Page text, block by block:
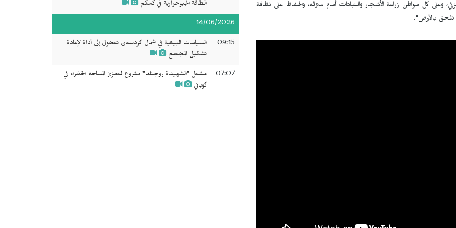
وعلى كل مواطن زراعة الأشجار والنباتات أمام منزله، والحفاظ على نظافة
تلحق بالأرض".
الطاقة الجيوحرارية في كمكم
14/06/2026
09:15
السياسات البيئية في شمال كردستان تتحول إلى أداة لإعادة
تشكيل المجتمع
07:07
مشتل "الشهيدة روجنك" مشروع لتعزيز المساحة الخضراء في
كوباني